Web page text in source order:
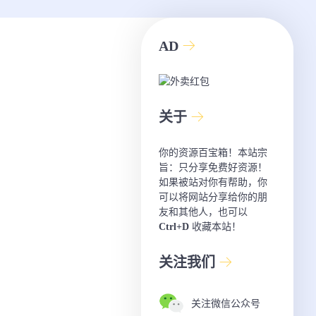
AD
关于
你的资源百宝箱！本站宗
旨：只分享免费好资源！
如果被站对你有帮助，你
可以将网站分享给你的朋
友和其他人，也可以
Ctrl+D 收藏本站！
关注我们
关注微信公众号